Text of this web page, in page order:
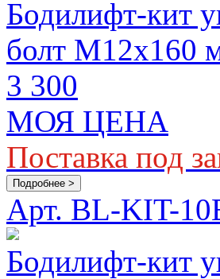
Бодилифт-кит
болт M12х160
3 300
МОЯ ЦЕНА
Поставка под
Подробнее >
Арт. BL-KIT-
Бодилифт-кит